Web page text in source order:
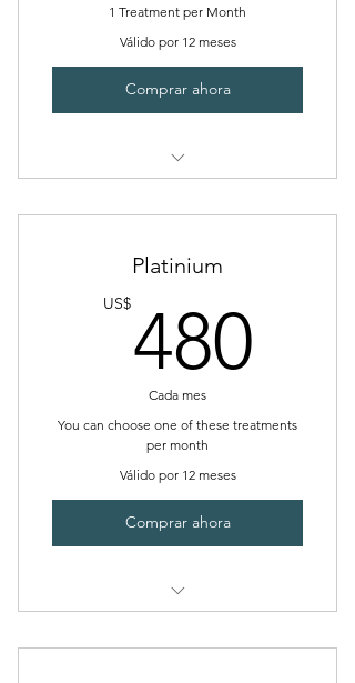
Facials: Age Defense | Soothing
* Peels: Acne | Lightening |
Wrinkle
* Hydraderm
Beauty : Hybrid Lash Refill
1 Treatment per Month
Válido por 12 meses
Comprar ahora
Procel with stem cells / Face
Neck
Body Scrub
Paraffin Wrap
Botox Und (10 Additional)
Platinium
US$480
Cada mes
You can choose one of these treatments
per month
Válido por 12 meses
Comprar ahora